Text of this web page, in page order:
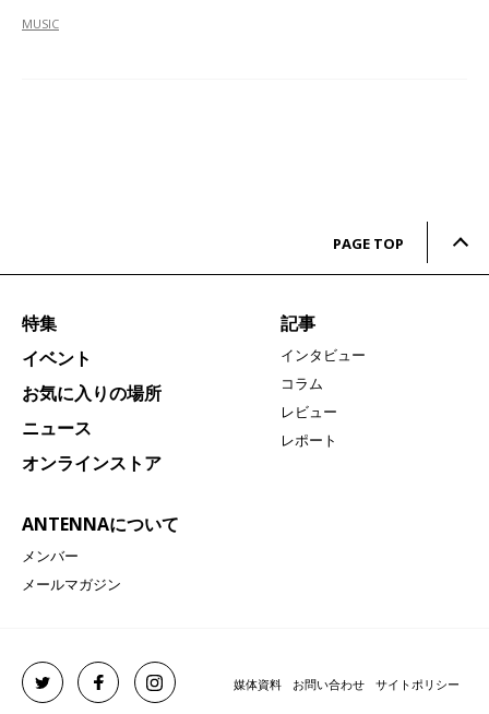
MUSIC
PAGE TOP
特集
イベント
お気に入りの場所
ニュース
オンラインストア
ANTENNAについて
メンバー
メールマガジン
記事
インタビュー
コラム
レビュー
レポート
媒体資料 お問い合わせ サイトポリシー